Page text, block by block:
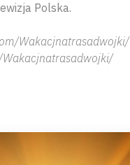
Polska.
Wakacjnatrasadwojki/
Wakacjnatrasadwojki/